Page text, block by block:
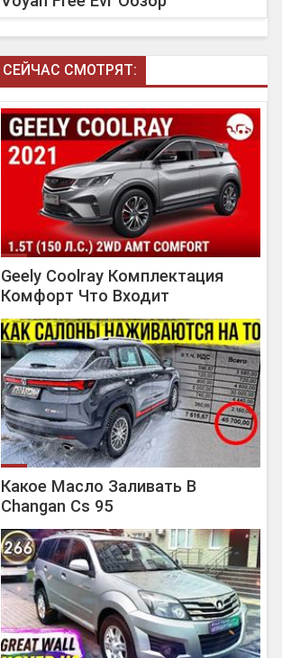
СЕЙЧАС СМОТРЯТ:
Geely Coolray Комплектация
Комфорт Что Входит
Какое Масло Заливать В
Changan Cs 95